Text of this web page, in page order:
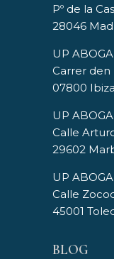
Pº de la
28046
UP
Carrer den
07800 Ibiza
UP
Calle
29602
UP
Calle
45001
BLOG